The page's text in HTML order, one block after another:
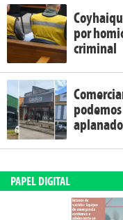
por
criminal
PAPEL DIGITAL